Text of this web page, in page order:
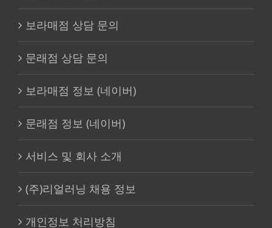
보라매점 상담 문의
문래점 상담 문의
보라매점 정보 (네이버)
문래점 정보 (네이버)
서비스 및 회사 소개
(주)리얼러닝 채용 정보
개인정보 처리방침